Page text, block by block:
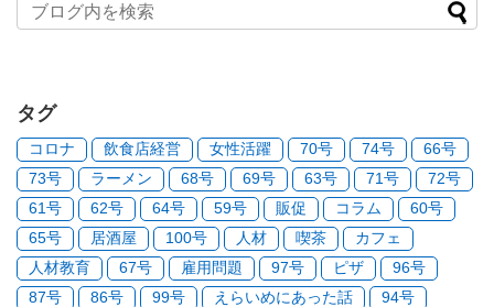
タグ
コロナ 飲食店経営 女性活躍 70号 74号
66号
73号
ラーメン 68号 69号 63号 71号
72号
61号
62号 64号 59号 販促 コラム
60号
65号
居酒屋 100号 人材 喫茶
カフェ
人材教育
67号 雇用問題 97号 ピザ
96号
87号
86号 99号 えらいめにあった話
94号